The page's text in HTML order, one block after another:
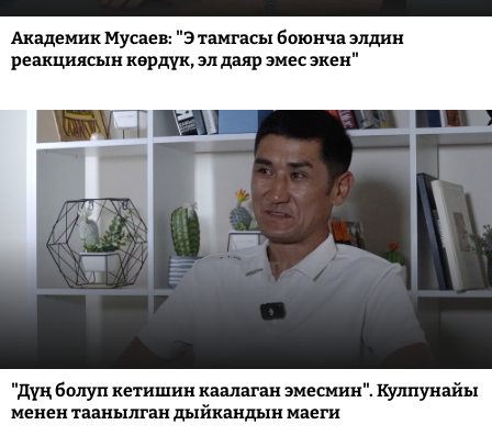
Академик Мусаев: "Э тамгасы боюнча элдин
реакциясын көрдүк, эл даяр эмес экен"
"Дүң болуп кетишин каалаган эмесмин". Кулпунайы
менен таанылган дыйкандын маеги